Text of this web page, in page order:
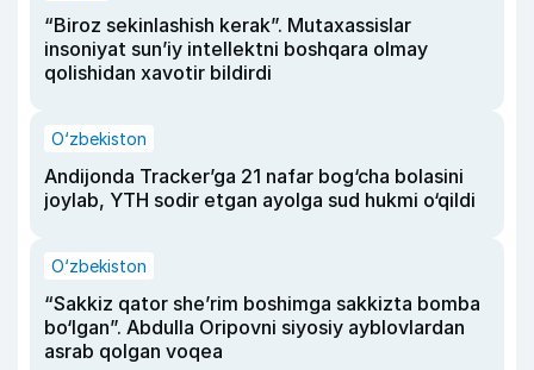
“Biroz sekinlashish kerak”. Mutaxassislar
insoniyat sun’iy intellektni boshqara olmay
qolishidan xavotir bildirdi
O‘zbekiston
Andijonda Tracker’ga 21 nafar bog‘cha bolasini
joylab, YTH sodir etgan ayolga sud hukmi o‘qildi
O‘zbekiston
“Sakkiz qator she’rim boshimga sakkizta bomba
bo‘lgan”. Abdulla Oripovni siyosiy ayblovlardan
asrab qolgan voqea